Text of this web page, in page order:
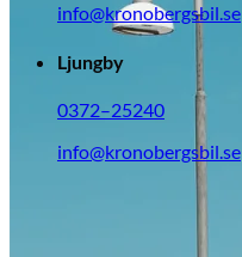
info@kronobergsbil.se
Ljungby
0372–25240
info@kronobergsbil.se